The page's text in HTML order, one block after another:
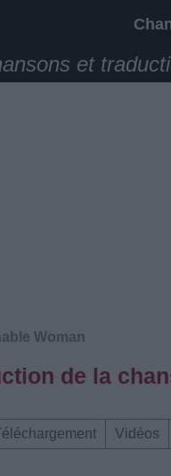
et
Woman
de la
Vidéos